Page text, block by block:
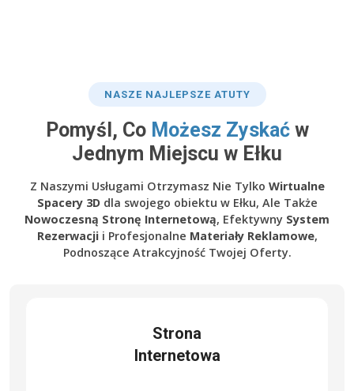
NASZE NAJLEPSZE ATUTY
Pomyśl, Co Możesz Zyskaćw
Jednym Miejscu w Ełku
Z Naszymi Usługami Otrzymasz Nie Tylko Wirtualne
Spacery 3Ddla swojego obiektu w Ełku, Ale Także
Nowoczesną Stronę Internetową, Efektywny System
Rezerwacjii Profesjonalne Materiały Reklamowe,
Podnoszące Atrakcyjność Twojej Oferty.
Strona
Internetowa